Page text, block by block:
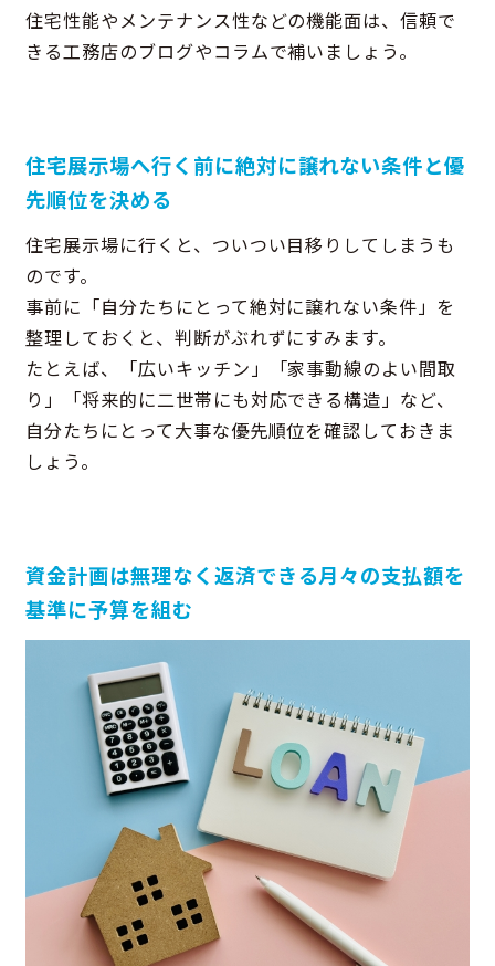
住宅性能やメンテナンス性などの機能面は、信頼で
きる工務店のブログやコラムで補いましょう。
住宅展示場へ行く前に絶対に譲れない条件と優
先順位を決める
住宅展示場に行くと、ついつい目移りしてしまうも
のです。
事前に「自分たちにとって絶対に譲れない条件」を
整理しておくと、判断がぶれずにすみます。
たとえば、「広いキッチン」「家事動線のよい間取
り」「将来的に二世帯にも対応できる構造」など、
自分たちにとって大事な優先順位を確認しておきま
しょう。
資金計画は無理なく返済できる月々の支払額を
基準に予算を組む